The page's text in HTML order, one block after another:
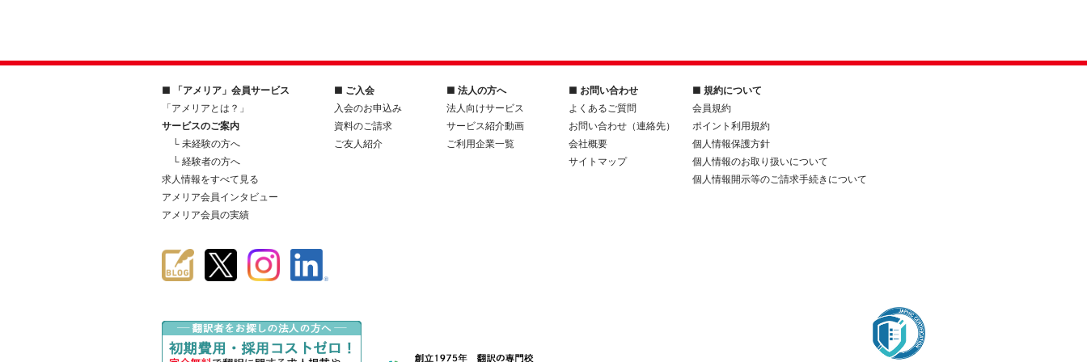
■ 「アメリア」会員サービス
「アメリアとは？」
サービスのご案内
└ 未経験の方へ
└ 経験者の方へ
求人情報をすべて見る
アメリア会員インタビュー
アメリア会員の実績
■ ご入会
入会のお申込み
資料のご請求
ご友人紹介
■ 法人の方へ
法人向けサービス
サービス紹介動画
ご利用企業一覧
■ お問い合わせ
よくあるご質問
お問い合わせ（連絡先）
会社概要
サイトマップ
■ 規約について
会員規約
ポイント利用規約
個人情報保護方針
個人情報のお取り扱いについて
個人情報開示等のご請求手続きについて